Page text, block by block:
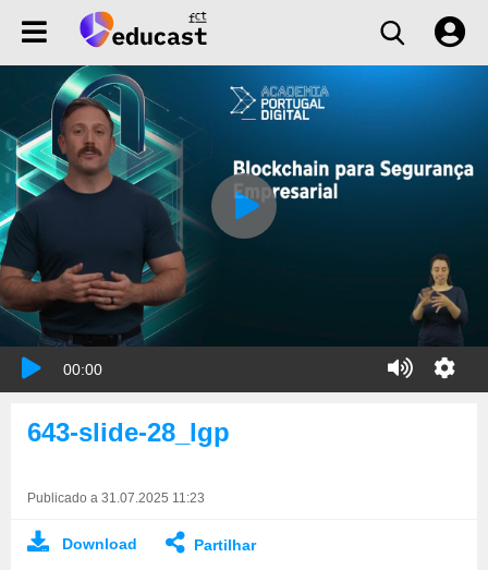
00:00
643-slide-28_lgp
Publicado a 31.07.2025 11:23
Download Partilhar